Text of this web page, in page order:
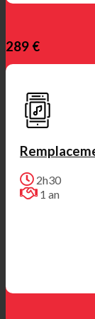
289 €
2h30
1 an